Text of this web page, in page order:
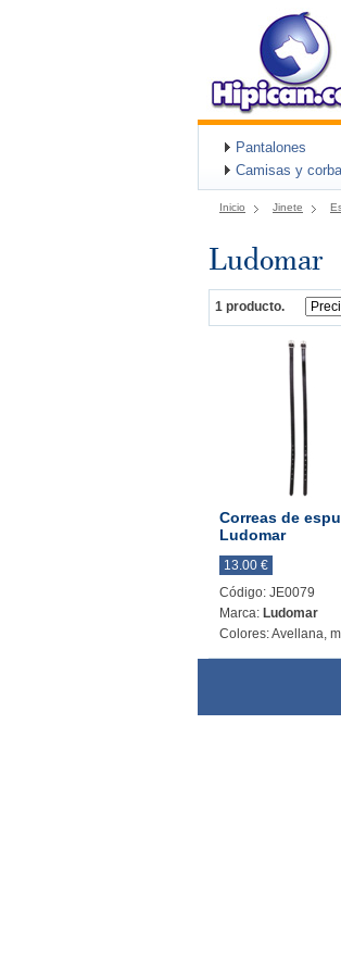
Pantalones
Camisas y
Inicio Jinete
Ludomar
1 producto.
Correas de
Ludomar
13.00 €
Código: JE0079
Marca: Ludomar
Colores: Avellana,